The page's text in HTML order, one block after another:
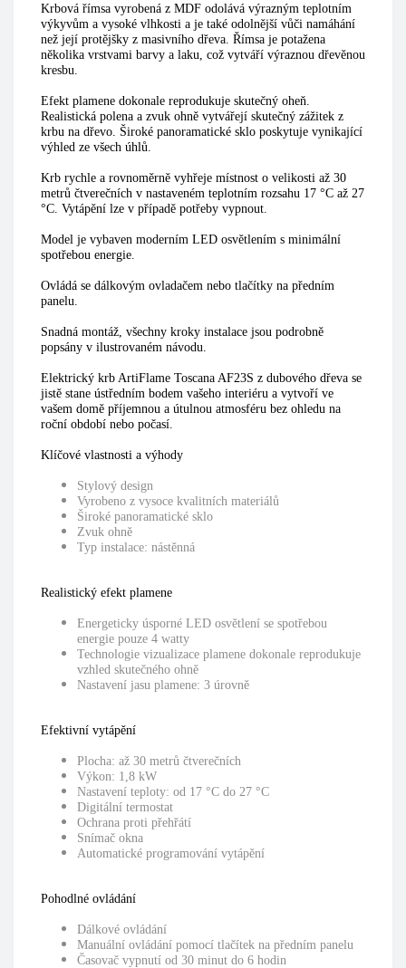
Krbová římsa vyrobená z MDF odolává výrazným teplotním
výkyvům a vysoké vlhkosti a je také odolnější vůči namáhání
než její protějšky z masivního dřeva. Římsa je potažena
několika vrstvami barvy a laku, což vytváří výraznou dřevěnou
kresbu.
Efekt plamene dokonale reprodukuje skutečný oheň.
Realistická polena a zvuk ohně vytvářejí skutečný zážitek z
krbu na dřevo. Široké panoramatické sklo poskytuje vynikající
výhled ze všech úhlů.
Krb rychle a rovnoměrně vyhřeje místnost o velikosti až 30
metrů čtverečních v nastaveném teplotním rozsahu 17 °C až 27
°C. Vytápění lze v případě potřeby vypnout.
Model je vybaven moderním LED osvětlením s minimální
spotřebou energie.
Ovládá se dálkovým ovladačem nebo tlačítky na předním
panelu.
Snadná montáž, všechny kroky instalace jsou podrobně
popsány v ilustrovaném návodu.
Elektrický krb ArtiFlame Toscana AF23S z dubového dřeva se
jistě stane ústředním bodem vašeho interiéru a vytvoří ve
vašem domě příjemnou a útulnou atmosféru bez ohledu na
roční období nebo počasí.
Klíčové vlastnosti a výhody
Stylový design
Vyrobeno z vysoce kvalitních materiálů
Široké panoramatické sklo
Zvuk ohně
Typ instalace: nástěnná
Realistický efekt plamene
Energeticky úsporné LED osvětlení se spotřebou
energie pouze 4 watty
Technologie vizualizace plamene dokonale reprodukuje
vzhled skutečného ohně
Nastavení jasu plamene: 3 úrovně
Efektivní vytápění
Plocha: až 30 metrů čtverečních
Výkon: 1,8 kW
Nastavení teploty: od 17 °C do 27 °C
Digitální termostat
Ochrana proti přehřátí
Snímač okna
Automatické programování vytápění
Pohodlné ovládání
Dálkové ovládání
Manuální ovládání pomocí tlačítek na předním panelu
Časovač vypnutí od 30 minut do 6 hodin